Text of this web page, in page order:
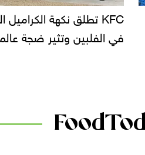
دعوات للتحقيق في أسباب
سحب بعض ألبان